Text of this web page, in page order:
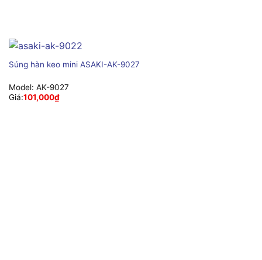
Súng hàn keo mini ASAKI-AK-9027
Model: AK-9027
Giá:101,000₫